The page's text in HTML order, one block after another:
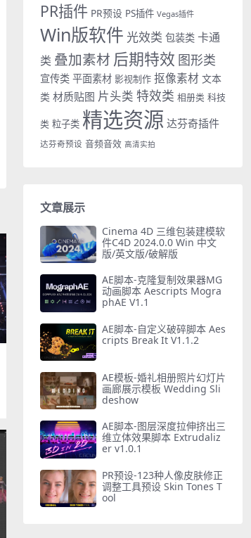
PR插件 PR预设 PS插件 Vegas插件
Win版软件 光效类 包装类 卡通
类 叠加素材 后期特效 图形类
宣传类 平面素材 影视制作 抠像素材 文本
类 材质贴图 片头类 特效类 相册类 科技
类 粒子类 精选资源 达芬奇插件
达芬奇预设 音频音效 高清实拍
文章展示
Cinema 4D 三维包装建模软
件C4D 2024.0.0 Win 中文
版/英文版/破解版
AE脚本-克隆复制效果器MG
动画脚本 Aescripts Mogra
phAE V1.1
AE脚本-自定义破碎脚本 Aes
cripts Break It V1.1.2
AE模板-婚礼相册照片幻灯片
画廊展示模板 Wedding Sli
deshow
AE脚本-图层深度拉伸挤出三
维立体效果脚本 Extrudaliz
er v1.0.1
PR预设-123种人像皮肤修正
调整工具预设 Skin Tones T
ool